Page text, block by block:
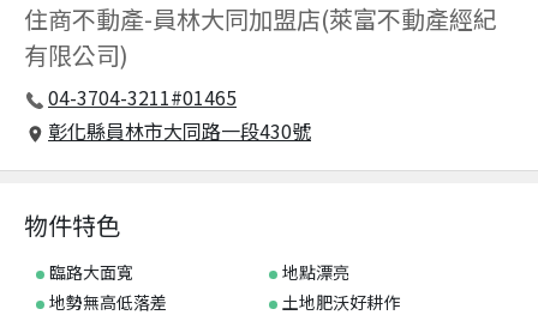
住商不動產-員林大同加盟店(萊富不動產經紀
有限公司)
04-3704-3211#01465
彰化縣員林市大同路一段430號
物件特色
臨路大面寬
地點漂亮
地勢無高低落差
土地肥沃好耕作